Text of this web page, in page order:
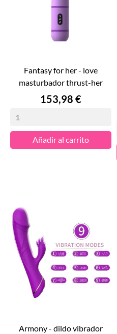
fantasy for her - love
masturbador thrust-her
Precio
153,98 €
Añadir al carrito
armony - dildo vibrador